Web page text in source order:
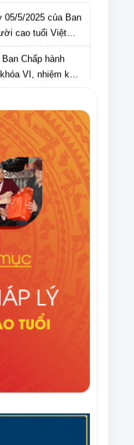
cao tuổi Việt
thành phố lấy
thành phố đối
Người cao tuổi
2031
Chấp hành
VI, nhiệm kỳ
16/9/2025 của Ban
Việt Nam về việc
10) và Tháng
2025
tuổi quốc gia lần
14/8/2025 của Ban
Việt Nam về việc
8/2025 của Ban
Việt Nam về việc
rộng câu lạc bộ
2035.
06/8/2025 của
án nhân rộng
đến năm 2035
trung cao tuổi
8/7/2025 của Ban
Việt Nam về các